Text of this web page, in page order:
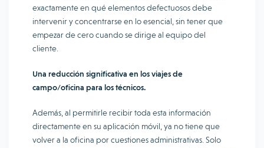
exactamente en qué elementos defectuosos debe
intervenir y concentrarse en lo esencial, sin tener que
empezar de cero cuando se dirige al equipo del
cliente.
Una reducción significativa en los viajes de
campo/oficina para los técnicos.
Además, al permitirle recibir toda esta información
directamente en su aplicación móvil, ya no tiene que
volver a la oficina por cuestiones administrativas. Solo